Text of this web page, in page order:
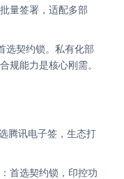
量签署，适配多部
规能力是核心刚需。